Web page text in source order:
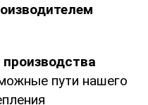
пути нашего